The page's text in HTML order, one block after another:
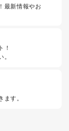
最新情報やお
！
す。